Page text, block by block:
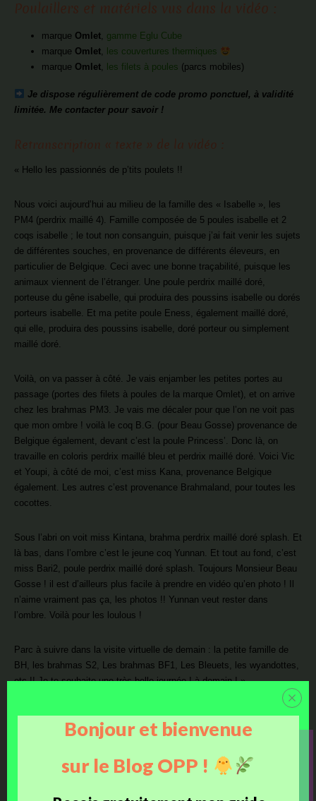
marque Omlet, gamme Eglu Cube
marque Omlet,
les couvertures thermiques
marque Omlet, les filets à poules (parcs mobiles)
Je dispose régulièrement de code promo ponctuel, à validité
limitée. Me contacter pour savoir !
« Hello les passionnés de p’tits poulets !!
Nous voici aujourd’hui au milieu de la famille des « Isabelle », les
PM4 (perdrix maillé 4). Famille composée de 5 poules isabelle et 2
coqs isabelle ; le tout non consanguin, puisque j’ai fait venir les sujets
de différentes souches, en provenance de différents éleveurs, en
particulier de Belgique. Ceci avec une bonne traçabilité, puisque les
animaux viennent de l’étranger. Une poule perdrix maillé doré,
porteuse du gêne isabelle, qui produira des poussins isabelle ou dorés
porteurs isabelle. Et ma petite poule Eness, également maillé doré,
qui elle, produira des poussins isabelle, doré porteur ou simplement
maillé doré.
Voilà, on va passer à côté. Je vais enjamber les petites portes au
passage (portes des filets à poules de la marque Omlet), et on arrive
chez les brahmas PM3. Je vais me décaler pour que l’on ne voit pas
que mon ombre ! voilà le coq B.G. (pour Beau Gosse) provenance de
Belgique également, devant c’est la poule Princess’. Donc là, on
travaille en coloris perdrix maillé bleu et perdrix maillé doré. Voici Vic
et Youpi, à côté de moi, c’est miss Kana, provenance Belgique
également. Les autres c’est provenance Brahmaland, pour toutes les
cocottes.
Sous l’abri on voit miss Kintana, brahma perdrix maillé doré splash. Et
là bas, dans l’ombre c’est le jeune coq Yunnan. Et tout au fond, c’est
miss Bari2, poule perdrix maillé doré splash. Toujours Monsieur Beau
Gosse ! il est d’ailleurs plus facile à prendre en vidéo qu’en photo ! Il
n’aime vraiment pas ça, les photos !! Yunnan veut rester dans
l’ombre. Voilà pour les loulous !
Parc à suivre dans la visite virtuelle de demain : la petite famille de
BH, les brahmas S2, Les brahmas BF1, Les Bleuets, les wyandottes,
etc !! Je te souhaite une très belle journée ! à demain ! »
Bonjour et bienvenue
sur le Blog OPP !